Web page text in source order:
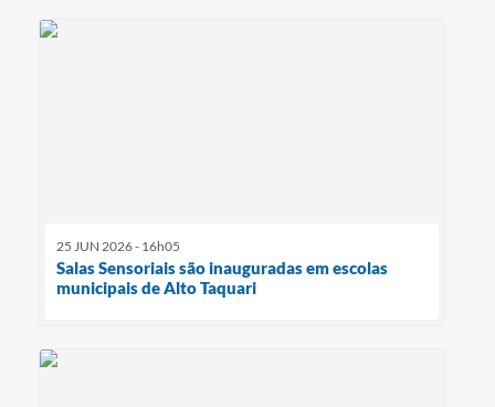
25 JUN 2026 - 16h05
Salas Sensoriais são inauguradas em escolas
municipais de Alto Taquari